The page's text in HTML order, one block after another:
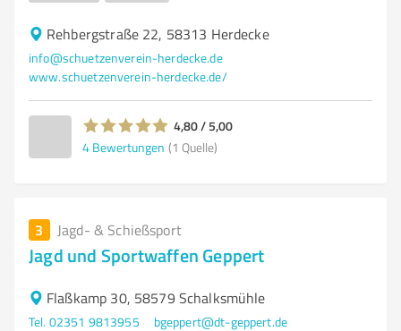
Rehbergstraße 22, 58313 Herdecke
info@schuetzenverein-herdecke.de
www.schuetzenverein-herdecke.de/
4,80 / 5,00
4 Bewertungen (1 Quelle)
3 Jagd- & Schießsport
Jagd und Sportwaffen Geppert
Flaßkamp 30, 58579 Schalksmühle
Tel. 02351 9813955
bgeppert@dt-geppert.de